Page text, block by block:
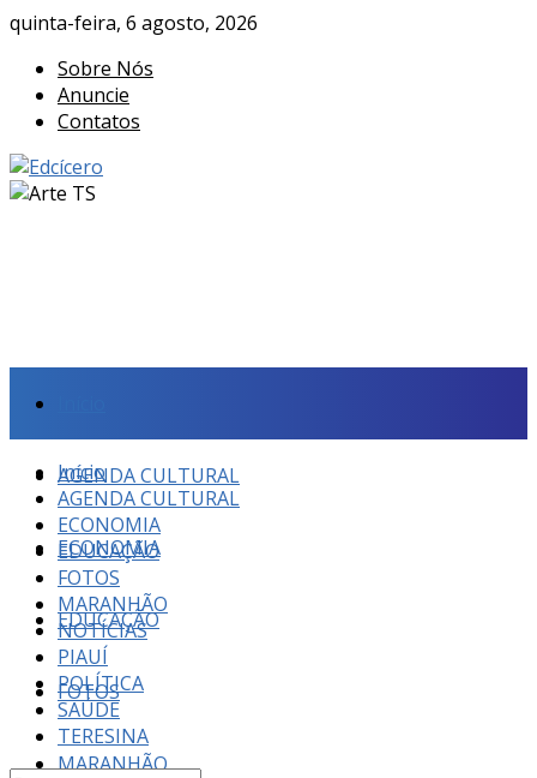
quinta-feira, 6 agosto, 2026
Sobre Nós
Anuncie
Contatos
AGENDA CULTURAL
ECONOMIA
EDUCAÇÃO
FOTOS
MARANHÃO
Início
AGENDA CULTURAL
ECONOMIA
EDUCAÇÃO
FOTOS
MARANHÃO
NOTÍCIAS
PIAUÍ
POLÍTICA
SAÚDE
TERESINA